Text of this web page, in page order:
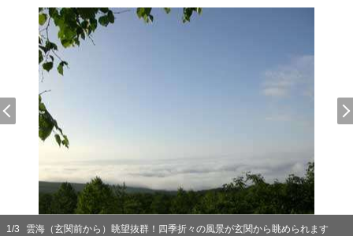
1/3 雲海（玄関前から）眺望抜群！四季折々の風景が玄関から眺められます